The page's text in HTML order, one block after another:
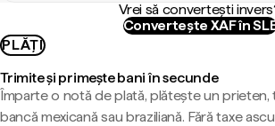
Vrei să convertești
Convertește XAF în
PLĂȚI
Trimite și primește bani în secunde
Împarte o notă de plată, plătește un
bancă mexicană sau braziliană. Fără taxe